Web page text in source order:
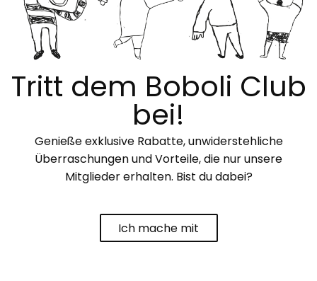
Tritt dem Boboli Club
bei!
Genieße exklusive Rabatte, unwiderstehliche
Überraschungen und Vorteile, die nur unsere
Mitglieder erhalten. Bist du dabei?
Ich mache mit